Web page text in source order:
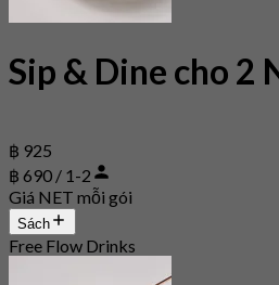
Sip & Dine cho 2
฿ 925
฿ 690 / 1-2
Giá NET mỗi gói
Sách
Free Flow Drinks